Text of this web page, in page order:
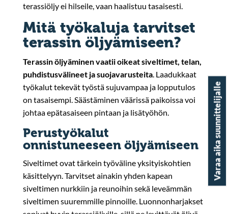
terassiöljy ei hilseile, vaan haalistuu tasaisesti.
Mitä työkaluja tarvitset
terassin öljyämiseen?
Terassin öljyäminen vaatii oikeat siveltimet, telan,
puhdistusvälineet ja suojavarusteita. Laadukkaat
työkalut tekevät työstä sujuvampaa ja lopputulos
on tasaisempi. Säästäminen väärissä paikoissa voi
johtaa epätasaiseen pintaan ja lisätyöhön.
Perustyökalut
onnistuneeseen öljyämiseen
Siveltimet ovat tärkein työväline yksityiskohtien
käsittelyyn. Tarvitset ainakin yhden kapean
siveltimen nurkkiin ja reunoihin sekä leveämmän
siveltimen suuremmille pinnoille. Luonnonharjakset
Varaa aika suunnittelijalle